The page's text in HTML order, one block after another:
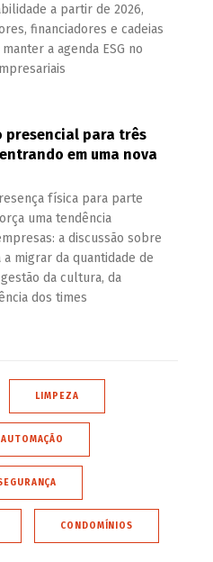
a partir de 2026,
financiadores e cadeias
a agenda ESG no
para três
em uma nova
física para parte
uma tendência
a discussão sobre
migrar da quantidade de
da cultura, da
dos times
LIMPEZA
AUTOMAÇÃO
CONDOMÍNIOS